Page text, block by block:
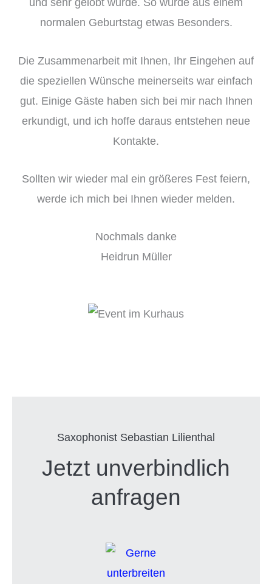
normalen Geburtstag etwas Besonders.
Die Zusammenarbeit mit Ihnen, Ihr Eingehen auf
die speziellen Wünsche meinerseits war einfach
gut. Einige Gäste haben sich bei mir nach Ihnen
erkundigt, und ich hoffe daraus entstehen neue
Kontakte.
Sollten wir wieder mal ein größeres Fest feiern,
werde ich mich bei Ihnen wieder melden.
Nochmals danke
Heidrun Müller
Saxophonist Sebastian Lilienthal
Jetzt unverbindlich
anfragen